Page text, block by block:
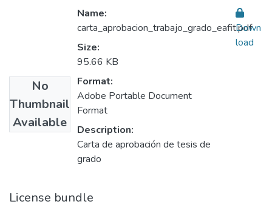
No
Thumbnail
Available
Name:
carta_aprobacion_trabajo_grado_eafit.pdf
Size:
95.66 KB
Format:
Adobe Portable Document
Format
Description:
Carta de aprobación de tesis de
grado
Down
load
License bundle